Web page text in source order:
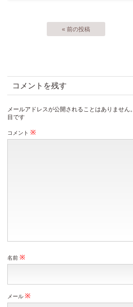
« 前の投稿
コメントを残す
メールアドレスが公開されることはありません。
目です
コメント ※
名前 ※
メール ※